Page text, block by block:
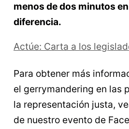
menos de dos minutos
diferencia.
Actúe: Carta a los
Para obtener más
el gerrymandering en las
la representación justa,
de nuestro evento de